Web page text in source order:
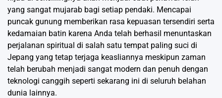
yang sangat mujarab bagi setiap pendaki. Mencapai
puncak gunung memberikan rasa kepuasan tersendiri serta
kedamaian batin karena Anda telah berhasil menuntaskan
perjalanan spiritual di salah satu tempat paling suci di
Jepang yang tetap terjaga keasliannya meskipun zaman
telah berubah menjadi sangat modern dan penuh dengan
teknologi canggih seperti sekarang ini di seluruh belahan
dunia lainnya.